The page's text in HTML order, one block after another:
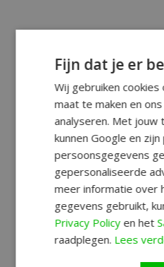
Fijn dat je er
Wij gebruiken
maat te maken en
analyseren. Met jouw
kunnen Google en
persoonsgegevens
gepersonaliseerde
meer informatie over
gegevens gebruikt,
Privacy Policyen het
raadplegen. Lees